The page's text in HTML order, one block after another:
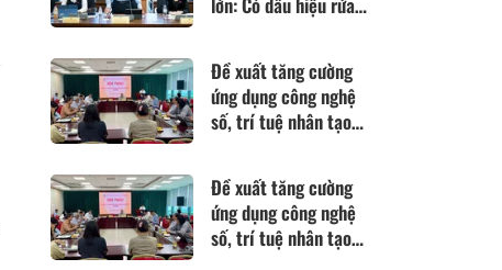
Đề xuất tăng cường
ứng dụng công nghệ
số, trí tuệ nhân tạo
tiếp cận pháp luật
Đề xuất tăng cường
ứng dụng công nghệ
số, trí tuệ nhân tạo